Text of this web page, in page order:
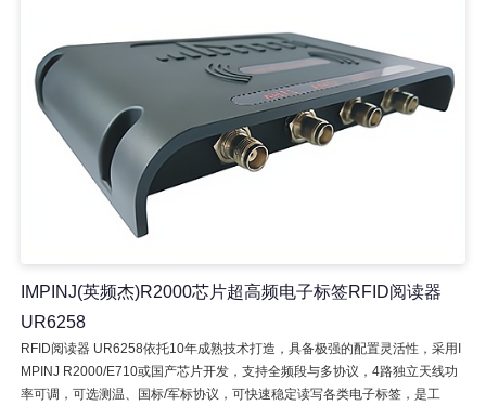
IMPINJ(英频杰)R2000芯片超高频电子标签RFID阅读器
UR6258
RFID阅读器 UR6258依托10年成熟技术打造，具备极强的配置灵活性，采用I
MPINJ R2000/E710或国产芯片开发，支持全频段与多协议，4路独立天线功
率可调，可选测温、国标/军标协议，可快速稳定读写各类电子标签，是工